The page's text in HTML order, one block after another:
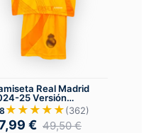
Real Madrid
25 Versión
Visitante
★★★★★(362)
€ 49,50€